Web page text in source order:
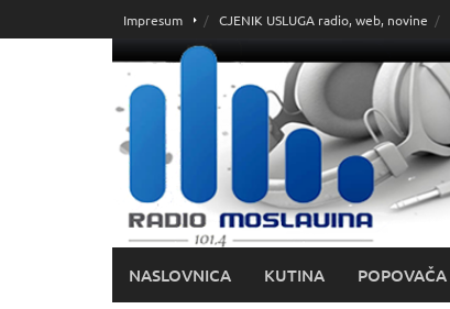
do
Impresum CJENIK USLUGA radio, web, novine
NASLOVNICA KUTINA POPOVAČA